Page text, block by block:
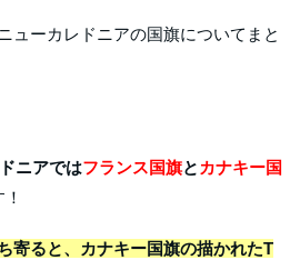
ューカレドニアの国旗についてまと
ニアではフランス国旗と カナキー国
寄ると、カナキー国旗の描かれたT